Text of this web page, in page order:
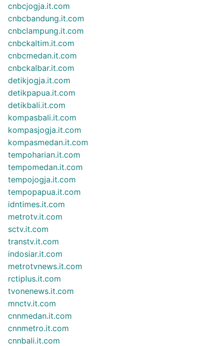
cnbcjogja.it.com
cnbcbandung.it.com
cnbclampung.it.com
cnbckaltim.it.com
cnbcmedan.it.com
cnbckalbar.it.com
detikjogja.it.com
detikpapua.it.com
detikbali.it.com
kompasbali.it.com
kompasjogja.it.com
kompasmedan.it.com
tempoharian.it.com
tempomedan.it.com
tempojogja.it.com
tempopapua.it.com
idntimes.it.com
metrotv.it.com
sctv.it.com
transtv.it.com
indosiar.it.com
metrotvnews.it.com
rctiplus.it.com
tvonenews.it.com
mnctv.it.com
cnnmedan.it.com
cnnmetro.it.com
cnnbali.it.com